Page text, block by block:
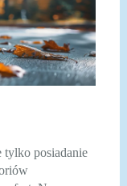
tylko posiadanie